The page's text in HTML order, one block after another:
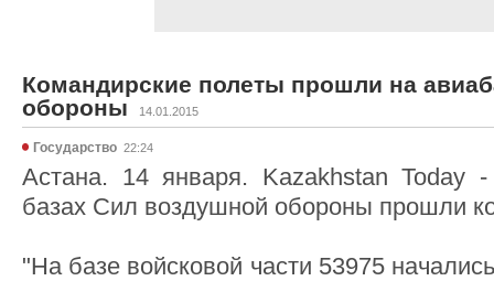
Командирские полеты прошли на
обороны
14.01.2015
Государство 22:24
Астана. 14 января. Kazakhstan Today
базах Сил воздушной обороны прошли
"На базе войсковой части 53975